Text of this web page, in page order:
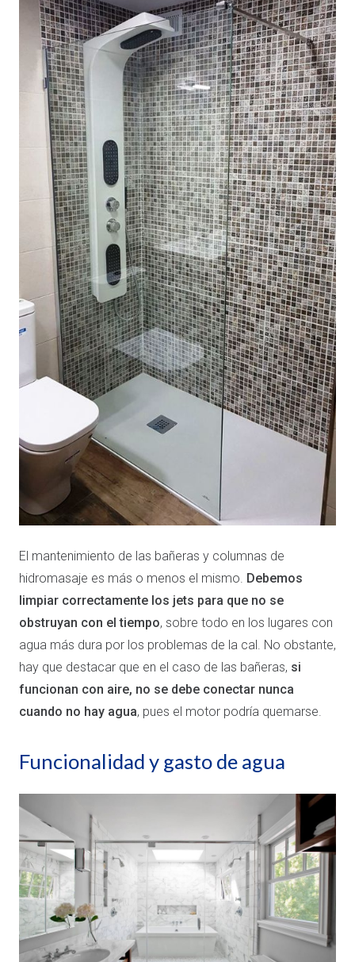
El mantenimiento de las bañeras y columnas de
hidromasaje es más o menos el mismo. Debemos
limpiar correctamente los jets para que no se
obstruyan con el tiempo, sobre todo en los lugares con
agua más dura por los problemas de la cal. No obstante,
hay que destacar que en el caso de las bañeras, si
funcionan con aire, no se debe conectar nunca
cuando no hay agua, pues el motor podría quemarse.
Funcionalidad y gasto de agua